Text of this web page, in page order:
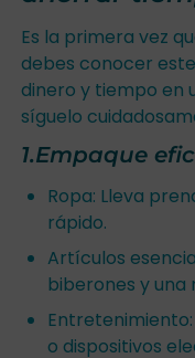
Es la primera vez
debes conocer
dinero y tiempo en
síguelo
1.Empaque
Ropa: Lleva
rápido.
Artículos
biberones y una
o dispositivos